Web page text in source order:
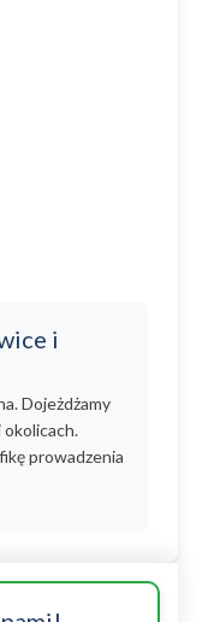
i
Dojeżdżamy
okolicach.
prowadzenia